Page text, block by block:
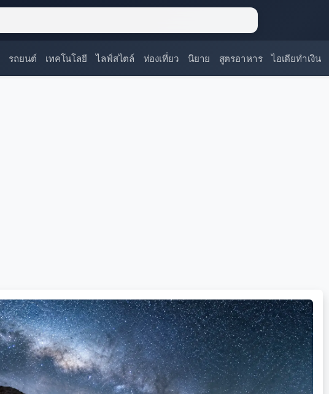
รถยนต์ เทคโนโลยี ไลฟ์สไตล์ ท่องเที่ยว นิยาย สูตรอาหาร ไอเดียทำเงิน